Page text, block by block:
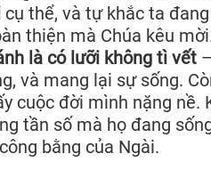
cụ thể, và tự khắc ta
thiện mà Chúa kêu
là có lưỡi không tì vết
và mang lại sự sống.
cuộc đời mình nặng
tần số mà họ đang
bằng của Ngài.